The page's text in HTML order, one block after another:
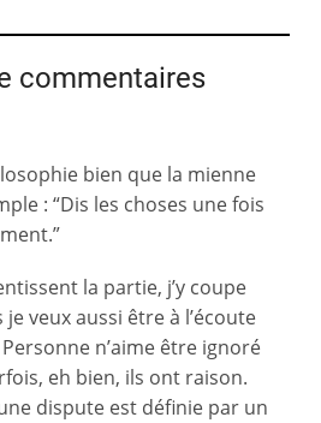
commentaires
bien que la mienne
: “Dis les choses une fois
la partie, j’y coupe
veux aussi être à l’écoute
n’aime être ignoré
eh bien, ils ont raison.
dispute est définie par un